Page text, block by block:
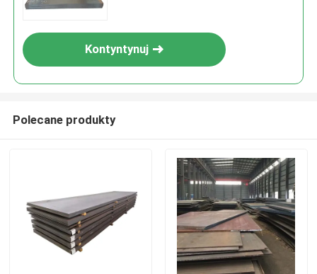
Kontyntynuj
Polecane produkty